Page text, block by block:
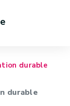
durable
durable